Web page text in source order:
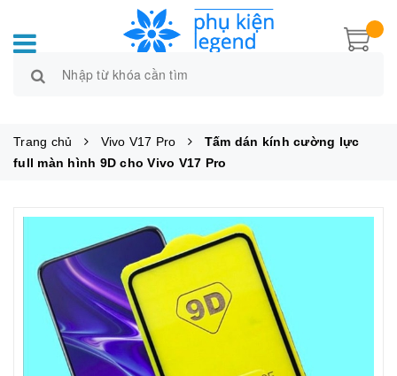
Trang chủ Vivo V17 Pro
Tấm dán kính cường lực
full màn hình 9D cho Vivo V17 Pro